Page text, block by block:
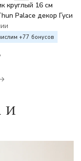
круглый 16 см
Palace декор Гуси
+77 бонусов
и